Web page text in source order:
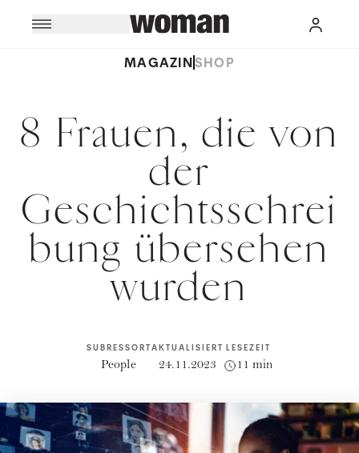
MAGAZINSHOP
8 Frauen, die von
der
Geschichtsschrei
bung übersehen
wurden
SUBRESSORT
People
AKTUALISIERT
24.11.2023
LESEZEIT
11 min